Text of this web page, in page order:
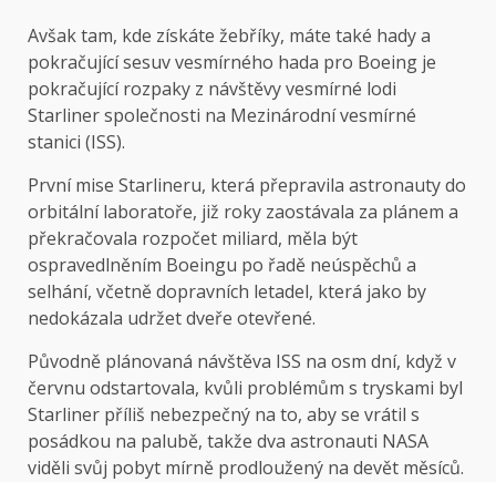
Avšak tam, kde získáte žebříky, máte také hady a
pokračující sesuv vesmírného hada pro Boeing je
pokračující rozpaky z návštěvy vesmírné lodi
Starliner společnosti na Mezinárodní vesmírné
stanici (ISS).
První mise Starlineru, která přepravila astronauty do
orbitální laboratoře, již roky zaostávala za plánem a
překračovala rozpočet miliard, měla být
ospravedlněním Boeingu po řadě neúspěchů a
selhání, včetně dopravních letadel, která jako by
nedokázala udržet dveře otevřené.
Původně plánovaná návštěva ISS na osm dní, když v
červnu odstartovala, kvůli problémům s tryskami byl
Starliner příliš nebezpečný na to, aby se vrátil s
posádkou na palubě, takže dva astronauti NASA
viděli svůj pobyt mírně prodloužený na devět měsíců.